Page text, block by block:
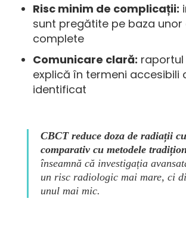
Risc minim de complicații:
sunt pregătite pe baza
complete
Comunicare clară:
explică în termeni accesibili
identificat
CBCT reduce doza de radiații
comparativ cu metodele
înseamnă că investigația
un risc radiologic mai mare, ci
unul mai mic.